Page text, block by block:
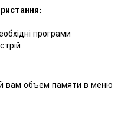
програми
вам объем памяти в меню